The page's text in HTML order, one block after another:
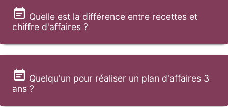
Quelle est la différence entre recettes et
chiffre d'affaires ?
Quelqu'un pour réaliser un plan d'affaires 3
ans ?